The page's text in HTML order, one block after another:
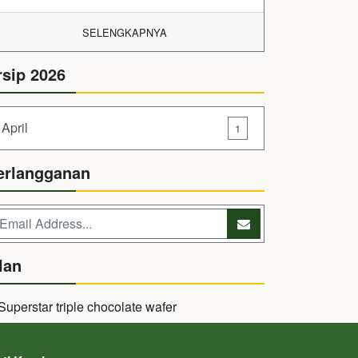
SELENGKAPNYA
2026
April 1